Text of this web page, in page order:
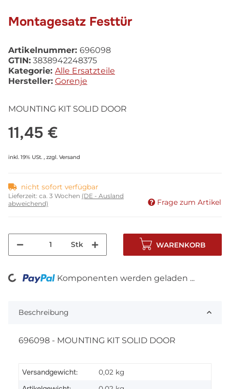
Montagesatz Festtür
Artikelnummer: 696098
GTIN: 3838942248375
Kategorie: Alle Ersatzteile
Hersteller: Gorenje
MOUNTING KIT SOLID DOOR
11,45 €
inkl. 19% USt. , zzgl. Versand
nicht sofort verfügbar
Lieferzeit: ca. 3 Wochen (DE - Ausland
abweichend)
Frage zum Artikel
Stk WARENKORB
Loading... Komponenten werden geladen ...
Beschreibung
696098 - MOUNTING KIT SOLID DOOR
Versandgewicht: 0,02 kg